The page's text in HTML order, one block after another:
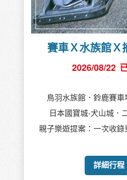
賽車Ｘ水族館Ｘ
2026/08/22
鳥羽水族館．鈴鹿賽
日本國寶城-犬山城．
親子樂遊提案：一次收錄
詳細行程